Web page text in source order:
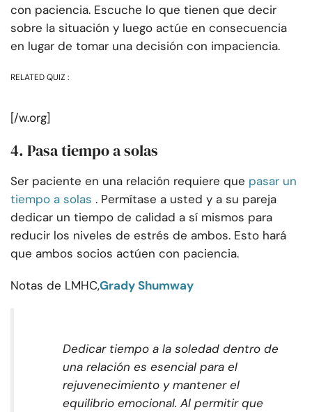
con paciencia. Escuche lo que tienen que decir
sobre la situación y luego actúe en consecuencia
en lugar de tomar una decisión con impaciencia.
RELATED QUIZ :
[/w.org]
4. Pasa tiempo a solas
Ser paciente en una relación requiere que pasar un
tiempo a solas . Permítase a usted y a su pareja
dedicar un tiempo de calidad a sí mismos para
reducir los niveles de estrés de ambos. Esto hará
que ambos socios actúen con paciencia.
Notas de LMHC,Grady Shumway
Dedicar tiempo a la soledad dentro de
una relación es esencial para el
rejuvenecimiento y mantener el
equilibrio emocional. Al permitir que